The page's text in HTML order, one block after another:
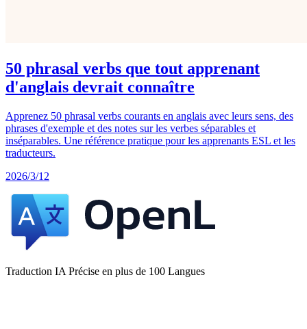
50 phrasal verbs que tout apprenant
d'anglais devrait connaître
Apprenez 50 phrasal verbs courants en anglais avec leurs sens, des
phrases d'exemple et des notes sur les verbes séparables et
inséparables. Une référence pratique pour les apprenants ESL et les
traducteurs.
2026/3/12
Traduction IA Précise en plus de 100 Langues